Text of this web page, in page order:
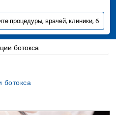
ботокса
ботокса